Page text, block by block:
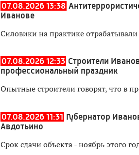
07.08.2026 13:38
Иванове
Силовики на практике
07.08.2026 12:33 Строители
профессиональный праздник
Опытные строители говорят, что в
07.08.2026 11:31 Губернатор
Авдотьино
Срок сдачи объекта - ноябрь этого